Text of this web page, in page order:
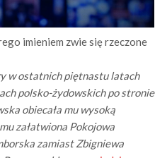
imieniem zwie się rzeczone
w ostatnich piętnastu latach
polsko-żydowskich po stronie
obiecała mu wysoką
załatwiona Pokojowa
zamiast Zbigniewa